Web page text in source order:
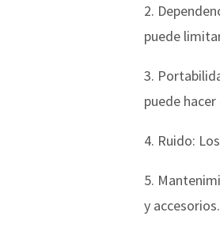
2.
puede
3.
puede
4. Ruido:
5.
y accesorios.